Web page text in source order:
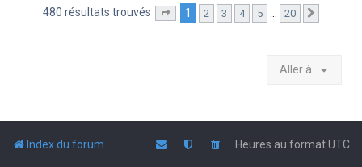
480 résultats trouvés Page sur20
1 2 3 4 5 … 20
Aller à
Index du forum Heures au formatUTC